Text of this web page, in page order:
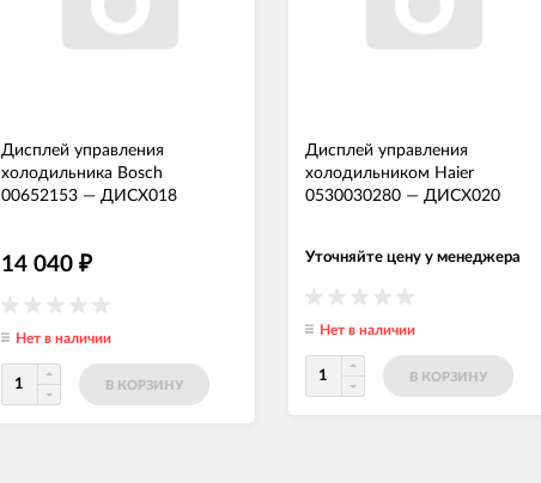
Дисплей управления
холодильника Bosch
00652153 — ДИСХ018
14 040 ₽
Нет в наличии
В КОРЗИНУ
Дисплей управления
холодильником Haier
0530030280 — ДИСХ020
Уточняйте цену у менеджера
Нет в наличии
В КОРЗИНУ